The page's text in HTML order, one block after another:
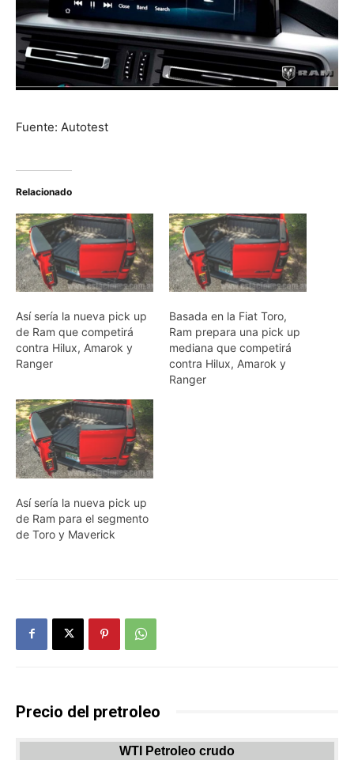
Fuente: Autotest
Relacionado
Así sería la nueva pick up
de Ram que competirá
contra Hilux, Amarok y
Ranger
Basada en la Fiat Toro,
Ram prepara una pick up
mediana que competirá
contra Hilux, Amarok y
Ranger
Así sería la nueva pick up
de Ram para el segmento
de Toro y Maverick
Precio del pretroleo
WTI Petroleo crudo